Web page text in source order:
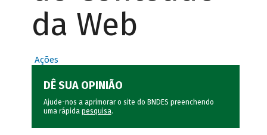
da Web
Ações
DÊ SUA OPINIÃO
Ajude-nos a aprimorar o site do BNDES preenchendo
uma rápida pesquisa.